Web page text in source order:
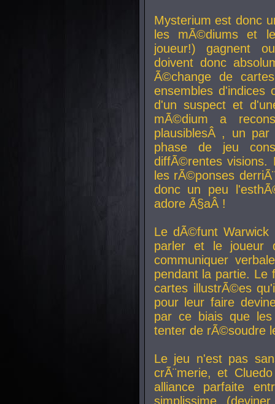
Mysterium est donc
les mÃ©diums et
joueur!) gagnent
doivent donc
Ã©change de
ensembles d'indices
d'un suspect et
mÃ©dium a
plausiblesÂ , un par
phase de jeu
diffÃ©rentes visions.
les rÃ©ponses
donc un peu
adore Ã§aÂ !
Le dÃ©funt Warwick
parler et le joueur
communiquer
pendant la partie. Le
cartes illustrÃ©es
pour leur faire
par ce biais que
tenter de rÃ©soudre
Le jeu n'est pas
crÃ¨merie, et
alliance parfaite
simplissime